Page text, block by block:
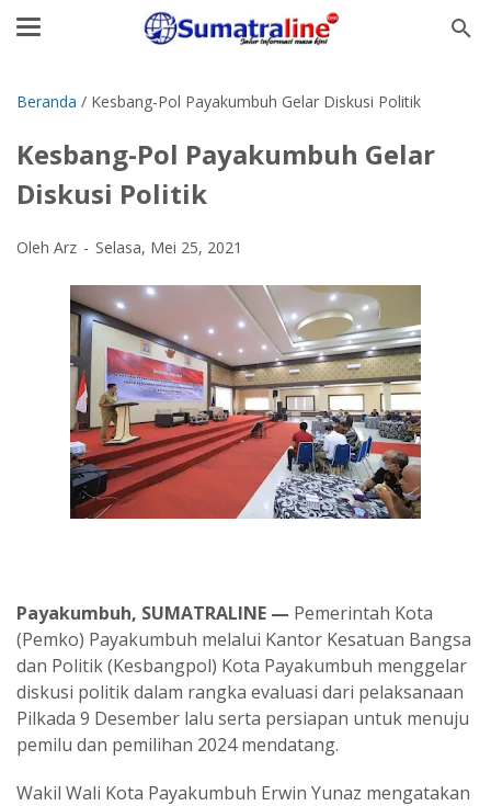
Beranda / Kesbang-Pol Payakumbuh Gelar Diskusi Politik
Kesbang-Pol Payakumbuh Gelar
Diskusi Politik
Oleh Arz Selasa, Mei 25, 2021
Payakumbuh, SUMATRALINE — Pemerintah Kota
(Pemko) Payakumbuh melalui Kantor Kesatuan Bangsa
dan Politik (Kesbangpol) Kota Payakumbuh menggelar
diskusi politik dalam rangka evaluasi dari pelaksanaan
Pilkada 9 Desember lalu serta persiapan untuk menuju
pemilu dan pemilihan 2024 mendatang.
Wakil Wali Kota Payakumbuh Erwin Yunaz mengatakan